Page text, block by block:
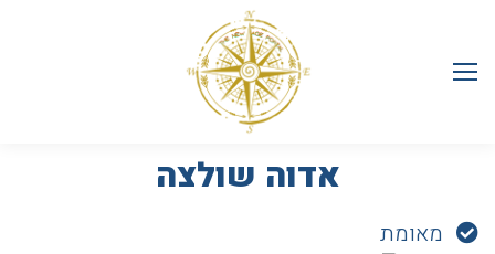
אדוה שולצה
מאומת